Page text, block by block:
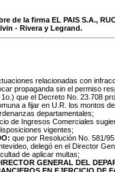
de la firma EL PAIS S.A.,
- Rivera y Legrand.
relacionadas con
propaganda sin el permiso
1o.) que el Decreto No. 23.708
a fijar en U.R. los montos
departamentales;
de Ingresos Comerciales
vigentes;
que por Resolución No. 581/
delegó en el Director
de aplicar multas;
GENERAL DEL